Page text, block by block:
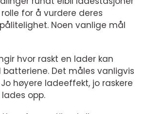
for å vurdere deres
Noen vanlige mål
hvor raskt en lader kan
Det måles vanligvis
høyere ladeeffekt, jo raskere
opp.